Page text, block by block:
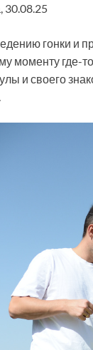
30.08.25
гонки и
моменту где-
и своего